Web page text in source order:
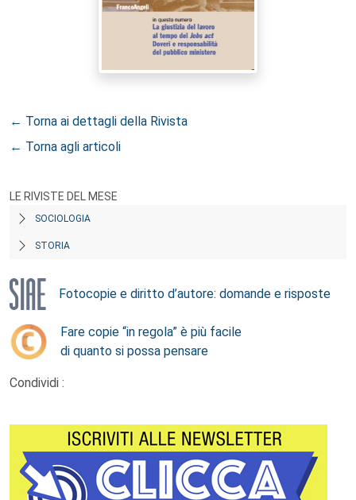
← Torna ai dettagli della Rivista
← Torna agli articoli
LE RIVISTE DEL MESE
SOCIOLOGIA
STORIA
Fotocopie e diritto d’autore: domande e risposte
Fare copie “in regola” è più facile
di quanto si possa pensare
Condividi :